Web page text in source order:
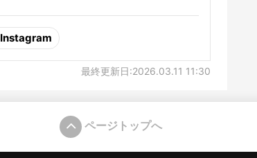
Instagram
最終更新日:2026.03.11 11:30
ページトップへ